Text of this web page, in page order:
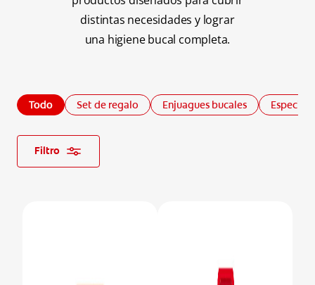
CHEQUEO DE SALUD BUCAL
CORRESPONDENCIA DE PRODUCTOS
PARA PROFESIONALES
distintas necesidades y lograr
una higiene bucal completa.
Todo Set de regalo Enjuagues bucales
Filtro